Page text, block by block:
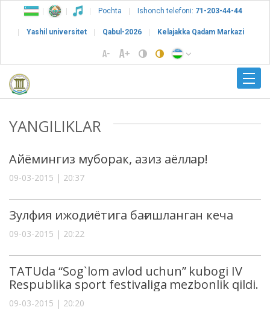
Pochta Ishonch telefoni: 71-203-44-44
Yashil universitet Qabul-2026 Kelajakka Qadam Markazi
YANGILIKLAR
Айёмингиз муборак, азиз аёллар!
09-03-2015 | 20:37
Зулфия ижодиётига бағишланган кеча
09-03-2015 | 20:22
TATUda “Sog`lom avlod uchun” kubogi IV
Respublika sport festivaliga mezbonlik qildi.
09-03-2015 | 20:20